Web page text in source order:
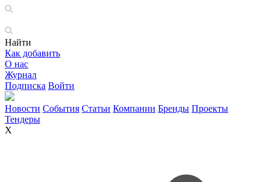
Найти
Как добавить
О нас
Журнал
Подписка Войти
Новости События Статьи Компании Бренды Проекты
Тендеры
X